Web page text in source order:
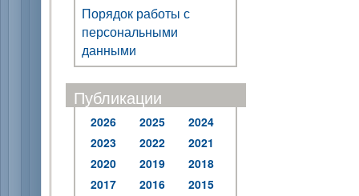
Порядок работы с
персональными
данными
Публикации
2026 2025
2024
2023
2022
2021
2020
2019
2018
2017
2016
2015